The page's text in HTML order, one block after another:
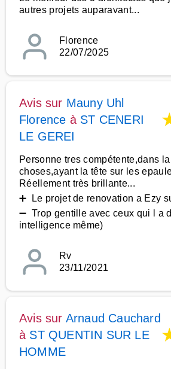
autres projets auparavant...
Florence
22/07/2025
Avis sur Mauny Uhl
Florence à ST CENERI
LE GEREI
Personne tres compétente,dans
choses,ayant la tête sur les
Réellement très brillante...
➕ Le projet de renovation a Ezy
➖ Trop gentille avec ceux qui l a
intelligence même)
Rv
23/11/2021
Avis sur Arnaud Cauchard
à ST QUENTIN SUR LE
HOMME